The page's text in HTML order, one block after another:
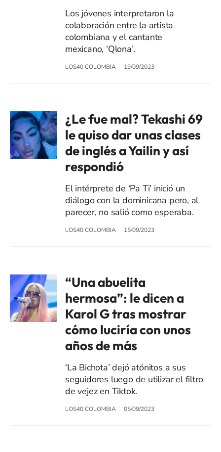
Los jóvenes interpretaron la
colaboración entre la artista
colombiana y el cantante
mexicano, ‘Qlona’.
LOS40 COLOMBIA 19/09/2023
¿Le fue mal? Tekashi 69
le quiso dar unas clases
de inglés a Yailin y así
respondió
El intérprete de ‘Pa Ti’ inició un
diálogo con la dominicana pero, al
parecer, no salió como esperaba.
LOS40 COLOMBIA 15/09/2023
“Una abuelita
hermosa”: le dicen a
Karol G tras mostrar
cómo luciría con unos
años de más
‘La Bichota’ dejó atónitos a sus
seguidores luego de utilizar el filtro
de vejez en Tiktok.
LOS40 COLOMBIA 05/09/2023